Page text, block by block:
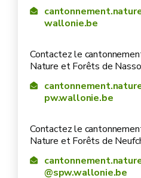
wallonie.be
Contactez le
Nature et Forêts de
pw.wallonie.be
Contactez le
Nature et Forêts de
@spw.wallonie.be